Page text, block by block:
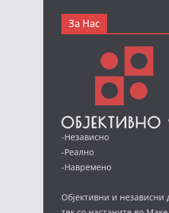
За Нас
-Независно
-Реално
-Навремено
Објективни и независни